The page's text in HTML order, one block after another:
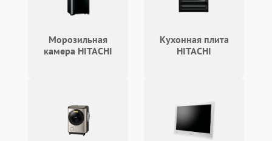
Повреждение системы
Неисправность системы
Морозильная
камера HITACHI
Кухонная плита
HITACHI